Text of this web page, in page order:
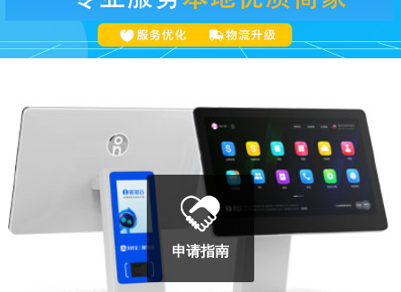
申请指南